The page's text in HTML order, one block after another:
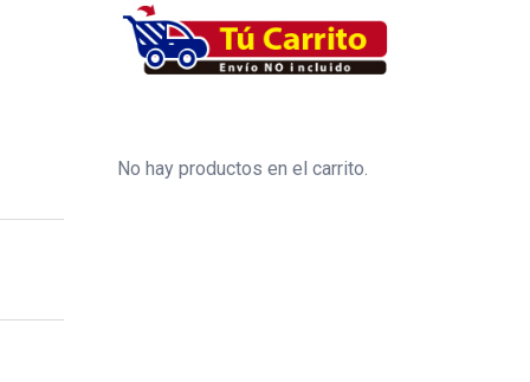
No hay productos en el carrito.